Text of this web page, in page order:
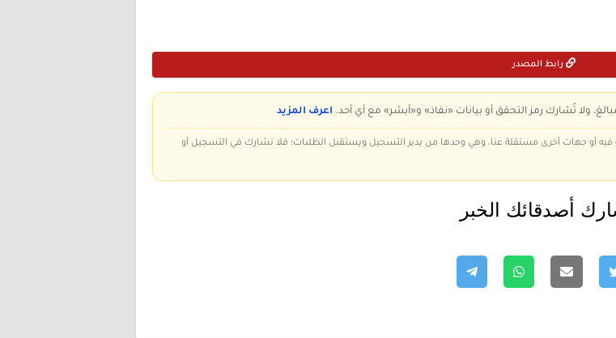
رابط المصدر
ولا تُشارك رمز التحقق أو بيانات «نفاذ» و«أبشر» مع أي أحد. اعرف المزيد
فيه أو جهات أخرى مستقلة عنا، وهي وحدها من يدير التسجيل ويستقبل الطلبات؛ فلا نشارك في التسجيل أو
أصدقائك الخبر